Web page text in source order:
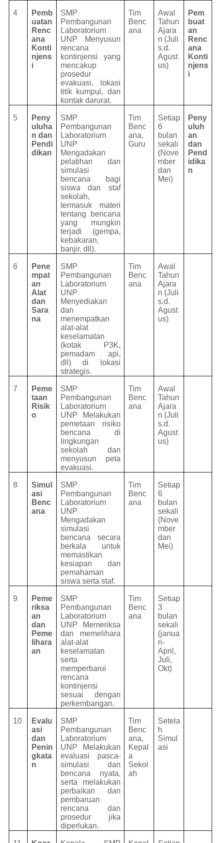
4
Pemb
uatan
Renc
ana
Konti
njens
i
SMP
Pembangunan
Laboratorium
UNP Menyusun
rencana
kontinjensi yang
mencakup
prosedur
evakuasi, lokasi
titik kumpul, dan
kontak darurat.
Tim
Benc
ana
Awal
Tahun
Ajara
n (Juli
s.d.
Agust
us)
Pem
buat
an
Renc
ana
Konti
njens
i
5
Peny
uluha
n dan
Pendi
dikan
SMP
Pembangunan
Laboratorium
UNP
Mengadakan
pelatihan dan
simulasi
bencana bagi
siswa dan staf
sekolah,
termasuk materi
tentang bencana
yang mungkin
terjadi (gempa,
kebakaran,
banjir, dll).
Tim
Benc
ana,
Guru
Setiap
6
bulan
sekali
(Nove
mber
dan
Mei)
Peny
uluh
an
dan
Pend
idika
n
6
Pene
mpat
an
Alat
dan
Sara
na
SMP
Pembangunan
Laboratorium
UNP
Menyediakan
dan
menempatkan
alat-alat
keselamatan
(kotak P3K,
pemadam api,
dll) di lokasi
strategis.
Tim
Benc
ana
Awal
Tahun
Ajara
n (Juli
s.d.
Agust
us)
7
Peme
taan
Risik
o
SMP
Pembangunan
Laboratorium
UNP Melakukan
pemetaan risiko
bencana di
lingkungan
sekolah dan
menyusun peta
evakuasi.
Tim
Benc
ana
Awal
Tahun
Ajara
n (Juli
s.d.
Agust
us)
8
Simul
asi
Benc
ana
SMP
Pembangunan
Laboratorium
UNP
Mengadakan
simulasi
bencana secara
berkala untuk
memastikan
kesiapan dan
pemahaman
siswa serta staf.
Tim
Benc
ana
Setiap
6
bulan
sekali
(Nove
mber
dan
Mei)
9
Peme
riksa
an
dan
Peme
lihara
an
SMP
Pembangunan
Laboratorium
UNP Memeriksa
dan memelihara
alat-alat
keselamatan
serta
memperbarui
rencana
kontinjensi
sesuai dengan
perkembangan.
Tim
Benc
ana
Setiap
3
bulan
sekali
(janua
ri-
April,
Juli,
Okt)
10
Evalu
asi
dan
Penin
gkata
n
SMP
Pembangunan
Laboratorium
UNP Melakukan
evaluasi pasca-
simulasi dan
bencana nyata,
serta melakukan
perbaikan dan
pembaruan
rencana dan
prosedur jika
diperlukan.
Tim
Benc
ana,
Kepal
a
Sekol
ah
Setela
h
Simul
asi